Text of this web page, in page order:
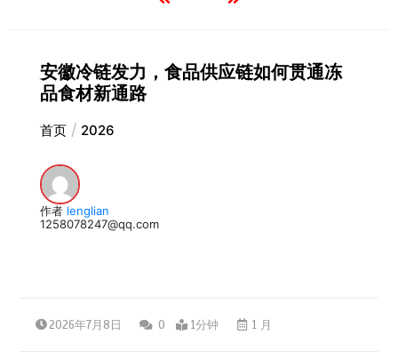
安徽冷链发力，食品供应链如何贯通冻
品食材新通路
首页 2026
作者 lenglian
1258078247@qq.com
2026年7月8日 0 1分钟 1 月